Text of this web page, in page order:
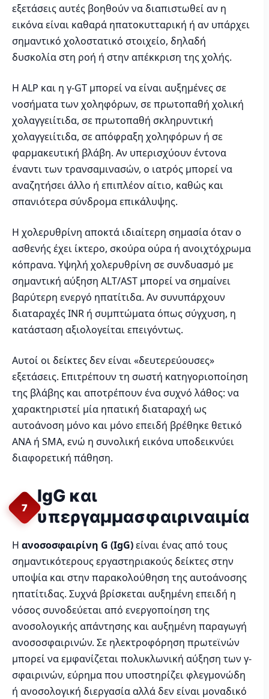
εξετάσεις αυτές βοηθούν να διαπιστωθεί αν η
εικόνα είναι καθαρά ηπατοκυτταρική ή αν υπάρχει
σημαντικό χολοστατικό στοιχείο, δηλαδή
δυσκολία στη ροή ή στην απέκκριση της χολής.
Η ALP και η γ-GT μπορεί να είναι αυξημένες σε
νοσήματα των χοληφόρων, σε πρωτοπαθή χολική
χολαγγειίτιδα, σε πρωτοπαθή σκληρυντική
χολαγγειίτιδα, σε απόφραξη χοληφόρων ή σε
φαρμακευτική βλάβη. Αν υπερισχύουν έντονα
έναντι των τρανσαμινασών, ο ιατρός μπορεί να
αναζητήσει άλλο ή επιπλέον αίτιο, καθώς και
σπανιότερα σύνδρομα επικάλυψης.
Η χολερυθρίνη αποκτά ιδιαίτερη σημασία όταν ο
ασθενής έχει ίκτερο, σκούρα ούρα ή ανοιχτόχρωμα
κόπρανα. Υψηλή χολερυθρίνη σε συνδυασμό με
σημαντική αύξηση ALT/AST μπορεί να σημαίνει
βαρύτερη ενεργό ηπατίτιδα. Αν συνυπάρχουν
διαταραχές INR ή συμπτώματα όπως σύγχυση, η
κατάσταση αξιολογείται επειγόντως.
Αυτοί οι δείκτες δεν είναι «δευτερεύουσες»
εξετάσεις. Επιτρέπουν τη σωστή κατηγοριοποίηση
της βλάβης και αποτρέπουν ένα συχνό λάθος: να
χαρακτηριστεί μία ηπατική διαταραχή ως
αυτοάνοση μόνο και μόνο επειδή βρέθηκε θετικό
ANA ή SMA, ενώ η συνολική εικόνα υποδεικνύει
διαφορετική πάθηση.
7
IgG και
υπεργαμμασφαιριναιμία
Η ανοσοσφαιρίνη G (IgG)είναι ένας από τους
σημαντικότερους εργαστηριακούς δείκτες στην
υποψία και στην παρακολούθηση της αυτοάνοσης
ηπατίτιδας. Συχνά βρίσκεται αυξημένη επειδή η
νόσος συνοδεύεται από ενεργοποίηση της
ανοσολογικής απάντησης και αυξημένη παραγωγή
ανοσοσφαιρινών. Σε ηλεκτροφόρηση πρωτεϊνών
μπορεί να εμφανίζεται πολυκλωνική αύξηση των γ-
σφαιρινών, εύρημα που υποστηρίζει φλεγμονώδη
ή ανοσολογική διεργασία αλλά δεν είναι μοναδικό